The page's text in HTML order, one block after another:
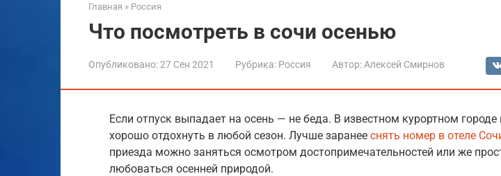
Главная » Россия
Что посмотреть в сочи осенью
Опубликовано:27 Сен 2021 Рубрика: Россия Автор: Алексей Смирнов
Если отпуск выпадает на осень — не беда. В известном курортном
хорошо отдохнуть в любой сезон. Лучше заранее снять номер в отеле
приезда можно заняться осмотром достопримечательностей или же
любоваться осенней природой.